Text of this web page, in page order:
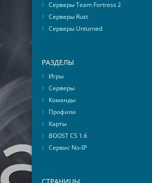
Серверы Team Fortress 2
Серверы Rust
Серверы Unturned
РАЗДЕЛЫ
Игры
Серверы
Команды
Профили
Карты
BOOST CS 1.6
Сервис No-IP